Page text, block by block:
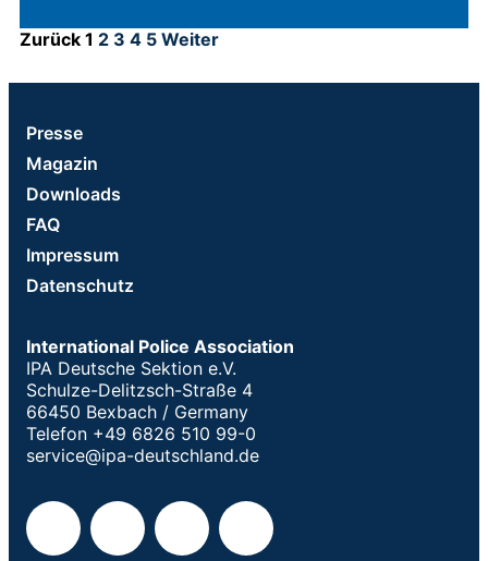
Zurück 1 2 3 4 5 Weiter
Presse
Magazin
Downloads
FAQ
Impressum
Datenschutz
International Police Association
IPA Deutsche Sektion e.V.
Schulze-Delitzsch-Straße 4
66450 Bexbach / Germany
Telefon +49 6826 510 99-0
service@ipa-deutschland.de